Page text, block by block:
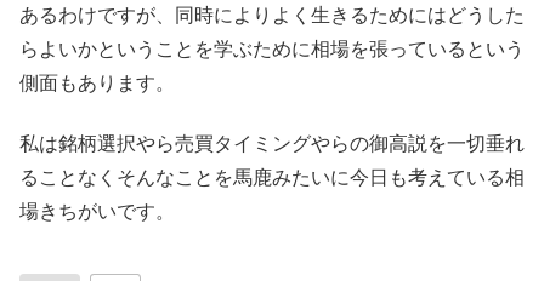
あるわけですが、同時によりよく生きるためにはどうした
らよいかということを学ぶために相場を張っているという
側面もあります。
私は銘柄選択やら売買タイミングやらの御高説を一切垂れ
ることなくそんなことを馬鹿みたいに今日も考えている相
場きちがいです。